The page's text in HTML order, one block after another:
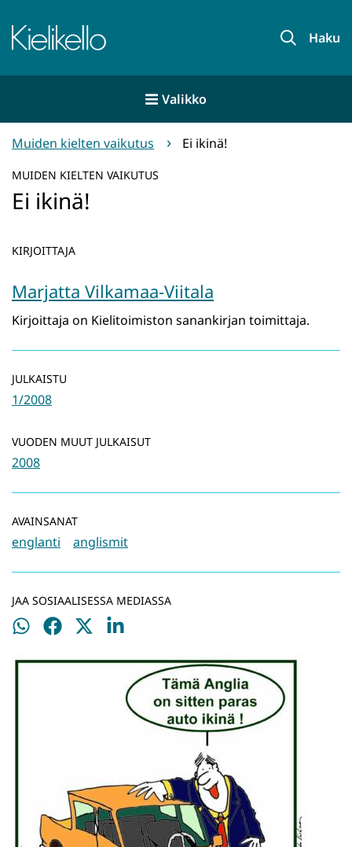
sisältöön
Etusivu Haku
Valikko
Muiden kielten vaikutus Ei ikinä!
MUIDEN KIELTEN VAIKUTUS
Ei ikinä!
KIRJOITTAJA
Marjatta Vilkamaa-Viitala
Kirjoittaja on Kielitoimiston sanankirjan toimittaja.
JULKAISTU
1/2008
VUODEN MUUT JULKAISUT
2008
AVAINSANAT
englanti anglismit
JAA SOSIAALISESSA MEDIASSA
Jaa
Jaa
Jaa
Jaa